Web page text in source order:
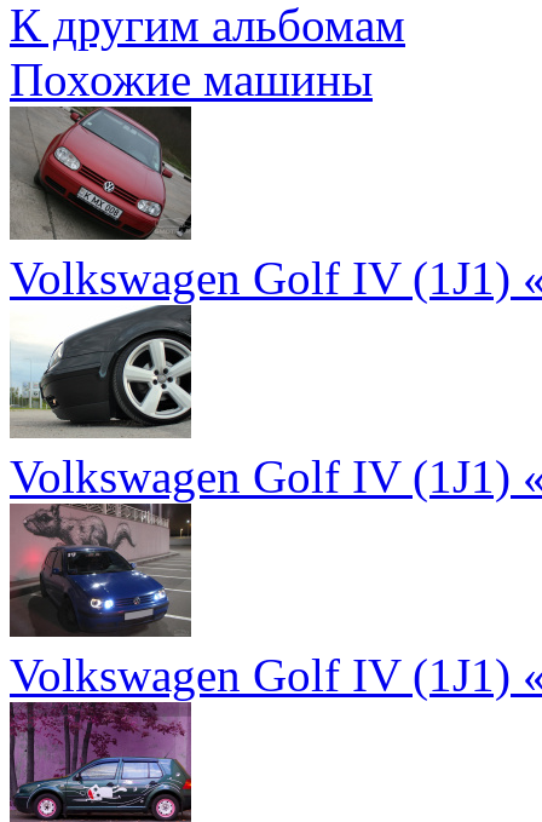
К другим альбомам
Похожие машины
Volkswagen Golf IV (1J1)
Volkswagen Golf IV (1J1)
Volkswagen Golf IV (1J1)